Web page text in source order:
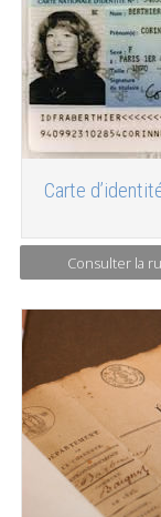
Carte
Consulter la